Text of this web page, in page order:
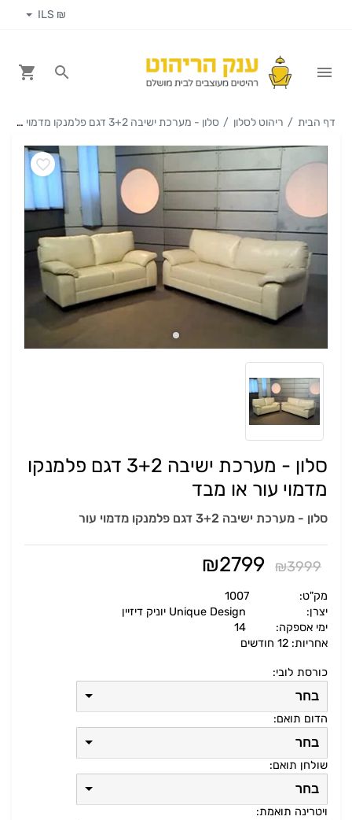
₪ ILS
דף הבית ריהוט לסלון סלון - מערכת ישיבה 3+2 דגם פלמנקו מדמוי עור או מבד
סלון - מערכת ישיבה 3+2 דגם פלמנקו
מדמוי עור או מבד
סלון - מערכת ישיבה 3+2 דגם פלמנקו מדמוי עור
₪3999
₪2799
מק"ט:
1007
יצרן:
ימי אספקה:
אחריות: 12 חודשים
כורסת לובי:
בחר
הדום תואם:
בחר
שולחן תואם:
בחר
ויטרינה תואמת: